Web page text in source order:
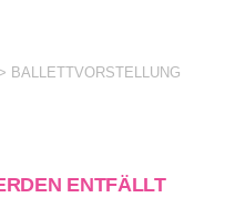
BALLETTVORSTELLUNG
ENTFÄLLT